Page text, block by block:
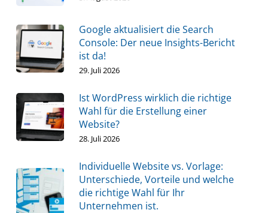
Google aktualisiert die Search
Console: Der neue Insights-Bericht
ist da!
29. Juli 2026
Ist WordPress wirklich die richtige
Wahl für die Erstellung einer
Website?
28. Juli 2026
Individuelle Website vs. Vorlage:
Unterschiede, Vorteile und welche
die richtige Wahl für Ihr
Unternehmen ist.